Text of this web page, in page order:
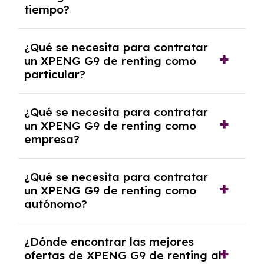
debido al resultado del estudio de viabilidad
económica.
tiempo?
pero puede haber penalizaciones por
cancelación anticipada. Es importante revisar
las condiciones del contrato y hablar con un
experto que te asesore.
¿Qué se necesita para contratar
un XPENG G9 de renting como
particular?
y, en algunos casos, una consulta de solvencia
crediticia y un pago inicial.
¿Qué se necesita para contratar
un XPENG G9 de renting como
empresa?
documentación financiera y, en algunos
casos, un informe de solvencia de la empresa
y un pago inicial.
¿Qué se necesita para contratar
un XPENG G9 de renting como
autónomo?
autónomos, justificante de ingresos y, en
algunos casos, un informe fiscal y un pago
¿Dónde encontrar las mejores
ofertas de XPENG G9 de renting al